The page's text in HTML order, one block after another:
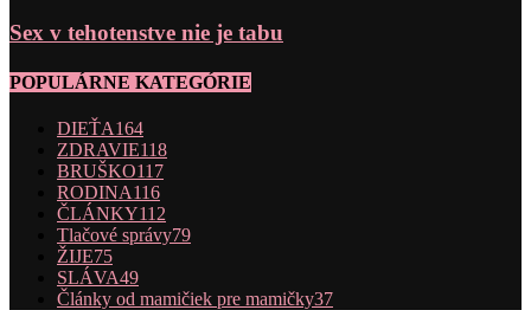
Sex v tehotenstve nie je tabu
POPULÁRNE KATEGÓRIE
DIEŤA164
ZDRAVIE118
BRUŠKO117
RODINA116
ČLÁNKY112
Tlačové správy79
ŽIJE75
SLÁVA49
Články od mamičiek pre mamičky37